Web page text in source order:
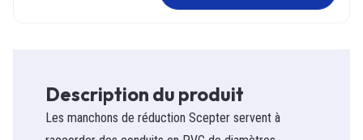
Description du produit
Les manchons de réduction Scepter servent à